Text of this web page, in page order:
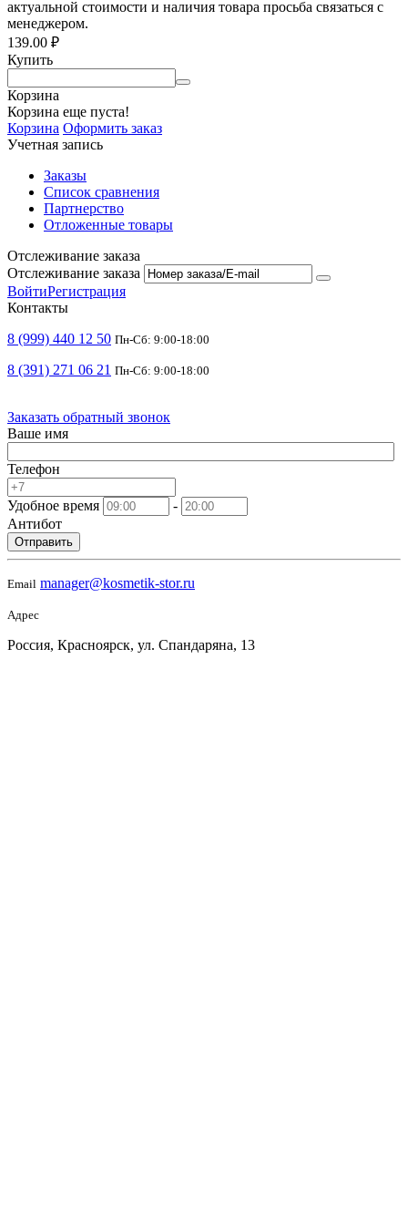
актуальной стоимости и наличия товара просьба связаться с
менеджером.
139.00 ₽
Купить
Корзина
Корзина еще пуста!
Корзина Оформить заказ
Учетная запись
Заказы
Список сравнения
Партнерство
Отложенные товары
Отслеживание заказа
Отслеживание заказа
ВойтиРегистрация
Контакты
8 (999) 440 12 50 Пн-Сб: 9:00-18:00
8 (391) 271 06 21 Пн-Сб: 9:00-18:00
Заказать обратный звонок
Ваше имя
Телефон
Удобное время
-
Антибот
Отправить
Email manager@kosmetik-stor.ru
Адрес
Россия, Красноярск, ул. Спандаряна, 13